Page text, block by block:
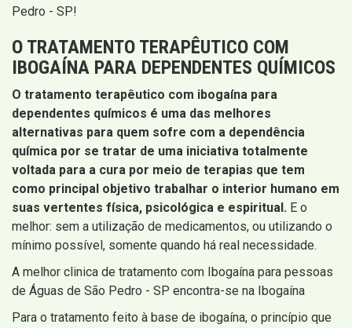
Pedro - SP!
O TRATAMENTO TERAPÊUTICO COM
IBOGAÍNA PARA DEPENDENTES QUÍMICOS
O tratamento terapêutico com ibogaína para
dependentes químicos é uma das melhores
alternativas para quem sofre com a dependência
química por se tratar de uma iniciativa totalmente
voltada para a cura por meio de terapias que tem
como principal objetivo trabalhar o interior humano em
suas vertentes física, psicológica e espiritual. E o
melhor: sem a utilização de medicamentos, ou utilizando o
mínimo possível, somente quando há real necessidade.
A melhor clinica de tratamento com Ibogaína para pessoas
de Águas de São Pedro - SP encontra-se na Ibogaína
Para o tratamento feito à base de ibogaína, o princípio que